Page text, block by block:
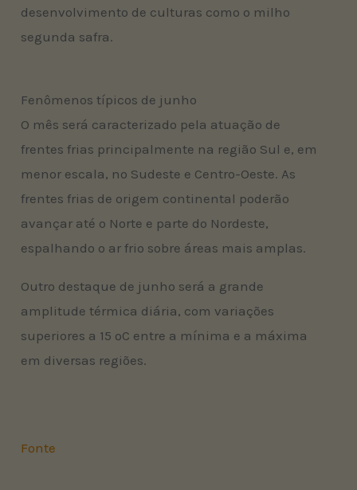
desenvolvimento de culturas como o milho
segunda safra.
Fenômenos típicos de junho
O mês será caracterizado pela atuação de
frentes frias principalmente na região Sul e, em
menor escala, no Sudeste e Centro-Oeste. As
frentes frias de origem continental poderão
avançar até o Norte e parte do Nordeste,
espalhando o ar frio sobre áreas mais amplas.
Outro destaque de junho será a grande
amplitude térmica diária, com variações
superiores a 15 ºC entre a mínima e a máxima
em diversas regiões.
Fonte